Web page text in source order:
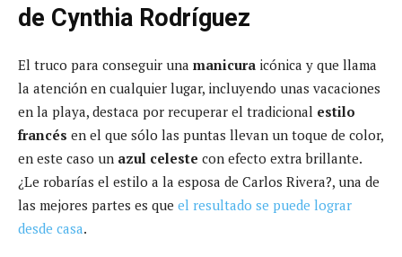
de Cynthia Rodríguez
El truco para conseguir una manicura icónica y que llama
la atención en cualquier lugar, incluyendo unas vacaciones
en la playa, destaca por recuperar el tradicional estilo
francés en el que sólo las puntas llevan un toque de color,
en este caso un azul celeste con efecto extra brillante.
¿Le robarías el estilo a la esposa de Carlos Rivera?, una de
las mejores partes es que el resultado se puede lograr
desde casa.